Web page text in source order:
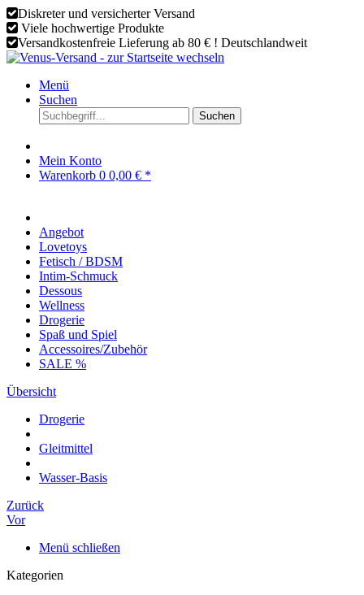
Diskreter und versicherter Versand
Viele hochwertige Produkte
Versandkostenfreie Lieferung ab 80 € ! Deutschlandweit
Menü
Suchen
Suchen
Mein Konto
Warenkorb 0 0,00 € *
Angebot
Lovetoys
Fetisch / BDSM
Intim-Schmuck
Dessous
Wellness
Drogerie
Spaß und Spiel
Accessoires/Zubehör
SALE %
Übersicht
Drogerie
Gleitmittel
Wasser-Basis
Zurück
Vor
Menü schließen
Kategorien